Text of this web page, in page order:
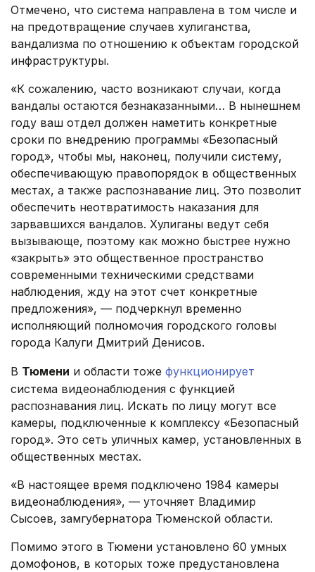
Отмечено, что система направлена в том числе и
на предотвращение случаев хулиганства,
вандализма по отношению к объектам городской
инфраструктуры.
«К сожалению, часто возникают случаи, когда
вандалы остаются безнаказанными… В нынешнем
году ваш отдел должен наметить конкретные
сроки по внедрению программы «Безопасный
город», чтобы мы, наконец, получили систему,
обеспечивающую правопорядок в общественных
местах, а также распознавание лиц. Это позволит
обеспечить неотвратимость наказания для
зарвавшихся вандалов. Хулиганы ведут себя
вызывающе, поэтому как можно быстрее нужно
«закрыть» это общественное пространство
современными техническими средствами
наблюдения, жду на этот счет конкретные
предложения», — подчеркнул временно
исполняющий полномочия городского головы
города Калуги Дмитрий Денисов.
В Тюмени и области тоже функционирует
система видеонаблюдения с функцией
распознавания лиц. Искать по лицу могут все
камеры, подключенные к комплексу «Безопасный
город». Это сеть уличных камер, установленных в
общественных местах.
«В настоящее время подключено 1984 камеры
видеонаблюдения», — уточняет Владимир
Сысоев, замгубернатора Тюменской области.
Помимо этого в Тюмени установлено 60 умных
домофонов, в которых тоже предустановлена